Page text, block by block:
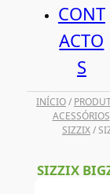
CONT
ACTO
S
INÍCIO/
ACESSÓRIOS
SIZZIX/
SIZZIX